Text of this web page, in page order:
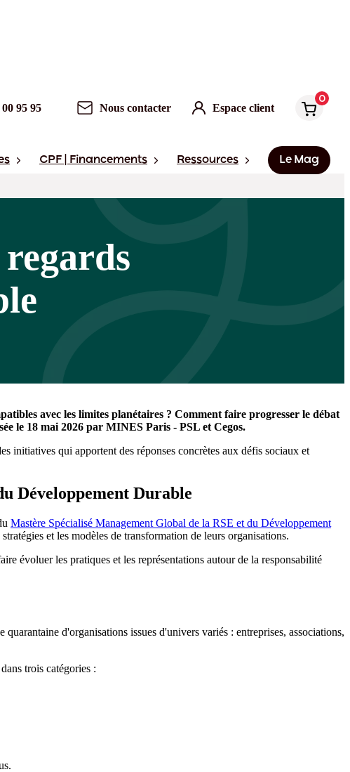
95 95 Nous contacter Espace client
0
CPF | Financements Ressources Le Mag
avec les limites planétaires ? Comment faire progresser le débat
le 18 mai 2026 par MINES Paris - PSL et Cegos.
initiatives qui apportent des réponses concrètes aux défis sociaux et
Développement Durable
Mastère Spécialisé Management Global de la RSE et du Développement
et les modèles de transformation de leurs organisations.
évoluer les pratiques et les représentations autour de la responsabilité
d'organisations issues d'univers variés : entreprises, associations,
trois catégories :